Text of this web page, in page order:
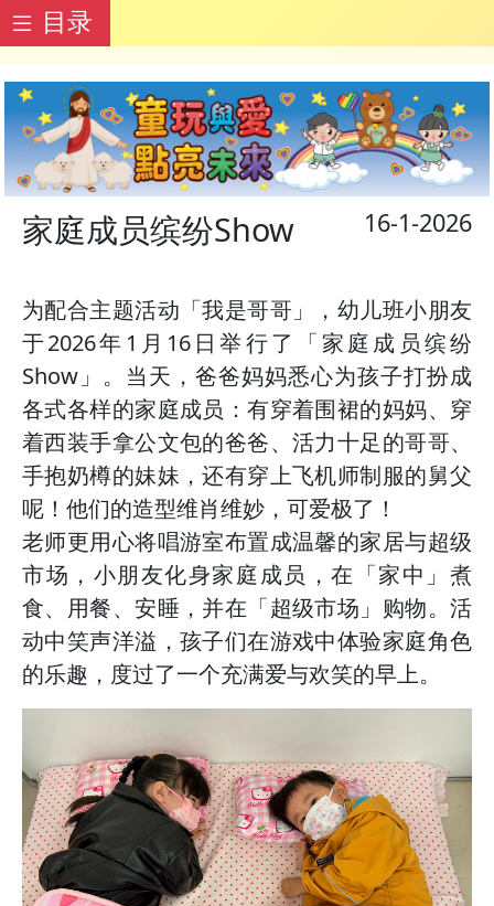
目录
16-1-2026
家庭成员缤纷Show
为配合主题活动「我是哥哥」，幼儿班小朋友
于2026年1月16日举行了「家庭成员缤纷
Show」。当天，爸爸妈妈悉心为孩子打扮成
各式各样的家庭成员：有穿着围裙的妈妈、穿
着西装手拿公文包的爸爸、活力十足的哥哥、
手抱奶樽的妹妹，还有穿上飞机师制服的舅父
呢！他们的造型维肖维妙，可爱极了！
老师更用心将唱游室布置成温馨的家居与超级
市场，小朋友化身家庭成员，在「家中」煮
食、用餐、安睡，并在「超级市场」购物。活
动中笑声洋溢，孩子们在游戏中体验家庭角色
的乐趣，度过了一个充满爱与欢笑的早上。